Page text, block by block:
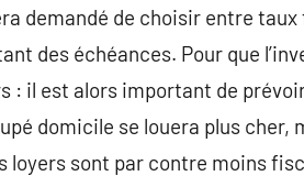
demandé de choisir entre
des échéances. Pour que
: il est alors important de
domicile se louera plus
loyers sont par contre moins